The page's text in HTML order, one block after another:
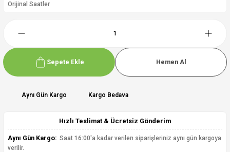
Orijinal Saatler
Sepete Ekle Hemen Al
Aynı Gün Kargo Kargo Bedava
Hızlı Teslimat & Ücretsiz Gönderim
Aynı Gün Kargo: Saat 16:00'a kadar verilen siparişleriniz aynı gün kargoya
verilir.